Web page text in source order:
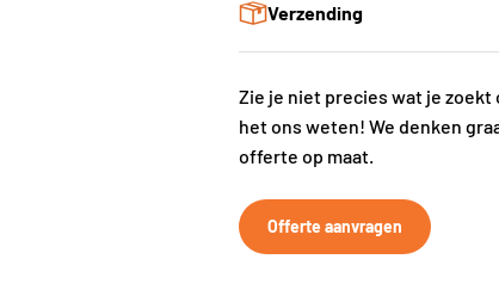
Verzending
Zie je niet precies wat je
het ons weten! We denken
offerte op maat.
Offerte aanvragen